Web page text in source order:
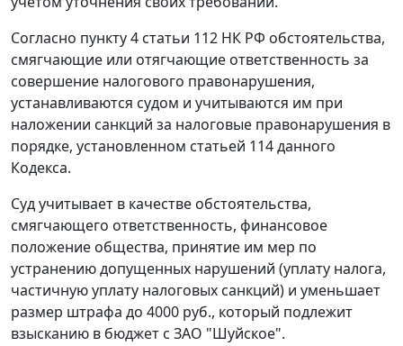
Согласно пункту 4 статьи 112 НК РФ обстоятельства,
смягчающие или отягчающие ответственность за
совершение налогового правонарушения,
устанавливаются судом и учитываются им при
наложении санкций за налоговые правонарушения в
порядке, установленном статьей 114данного
Кодекса.
Суд учитывает в качестве обстоятельства,
смягчающего ответственность, финансовое
положение общества, принятие им мер по
устранению допущенных нарушений (уплату налога,
частичную уплату налоговых санкций) и уменьшает
размер штрафа до 4000 руб., который подлежит
взысканию в бюджет с ЗАО "Шуйское".